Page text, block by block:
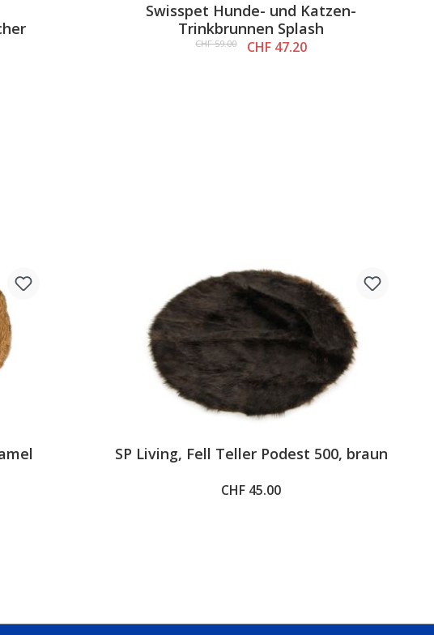
stars
Swisspet Hunde- und Katzen-
Trinkbrunnen Splash
CHF 59.00 CHF 47.20
SP Living, Fell Teller Podest 500, braun
CHF 45.00